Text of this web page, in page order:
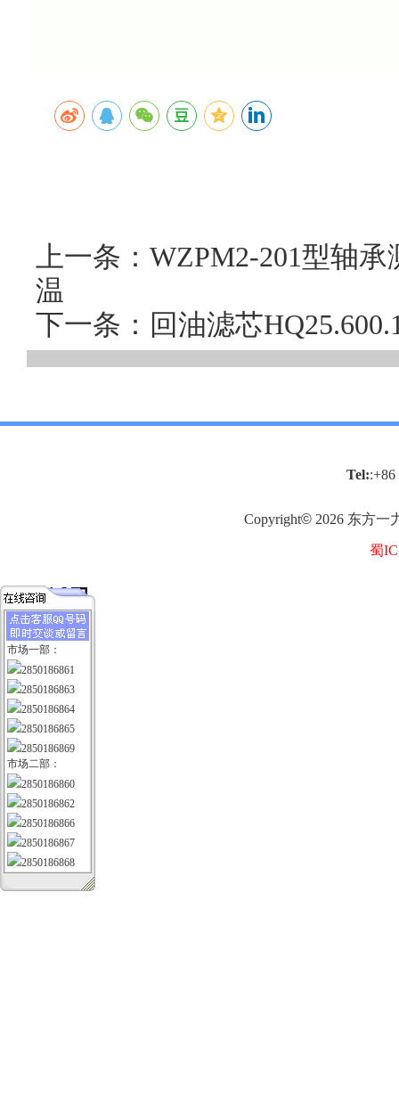
上一条：WZPM2-201型轴
温
下一条：回油滤芯
Tel::+86
Copyright© 2026 东方一
蜀
市场一部：
2850186861
2850186863
2850186864
2850186865
2850186869
市场二部：
2850186860
2850186862
2850186866
2850186867
2850186868